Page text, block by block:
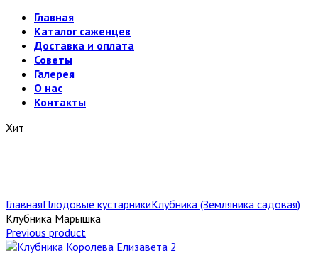
Главная
Каталог саженцев
Доставка и оплата
Советы
Галерея
О нас
Контакты
Хит
ГлавнаяПлодовые кустарникиКлубника (Земляника садовая)
Клубника Марышка
Previous product